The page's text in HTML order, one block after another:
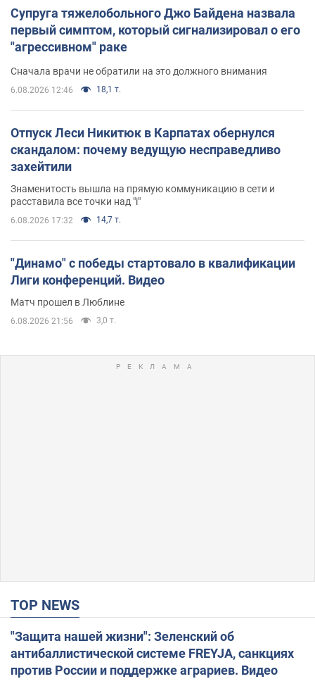
Супруга тяжелобольного Джо Байдена назвала
первый симптом, который сигнализировал о его
"агрессивном" раке
Сначала врачи не обратили на это должного внимания
6.08.2026 12:46 18,1 т.
Отпуск Леси Никитюк в Карпатах обернулся
скандалом: почему ведущую несправедливо
захейтили
Знаменитость вышла на прямую коммуникацию в сети и
расставила все точки над "i"
6.08.2026 17:32 14,7 т.
"Динамо" с победы стартовало в квалификации
Лиги конференций. Видео
Матч прошел в Люблине
6.08.2026 21:56 3,0 т.
TOP NEWS
"Защита нашей жизни": Зеленский об
антибаллистической системе FREYJA, санкциях
против России и поддержке аграриев. Видео